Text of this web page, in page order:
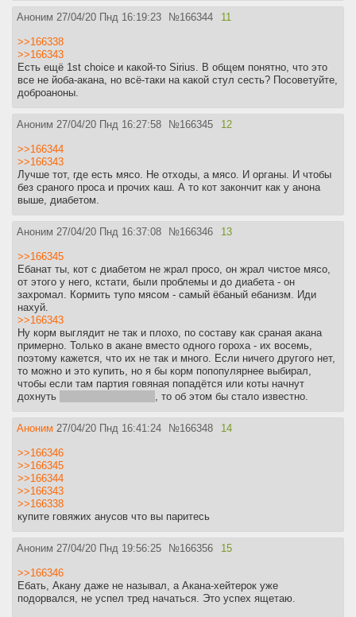
Аноним 27/04/20 Пнд 16:19:23 №166344 11
>>166338
>>166343
Есть ещё 1st choice и какой-то Sirius. В общем понятно, что это
все не йоба-акана, но всё-таки на какой стул сесть? Посоветуйте,
доброаноны.
Аноним 27/04/20 Пнд 16:27:58 №166345 12
>>166344
>>166343
Лучше тот, где есть мясо. Не отходы, а мясо. И органы. И чтобы
без сраного проса и прочих каш. А то кот закончит как у анона
выше, диабетом.
Аноним 27/04/20 Пнд 16:37:08 №166346 13
>>166345
Ебанат ты, кот с диабетом не жрал просо, он жрал чистое мясо,
от этого у него, кстати, были проблемы и до диабета - он
захромал. Кормить тупо мясом - самый ёбаный ебанизм. Иди
нахуй.
>>166343
Ну корм выглядит не так и плохо, по составу как сраная акана
примерно. Только в акане вместо одного гороха - их восемь,
поэтому кажется, что их не так и много. Если ничего другого нет,
то можно и это купить, но я бы корм попопулярнее выбирал,
чтобы если там партия говяная попадётся или коты начнут
дохнуть
, то об этом бы стало известно.
Аноним 27/04/20 Пнд 16:41:24 №166348 14
>>166346
>>166345
>>166344
>>166343
>>166338
купите говяжих анусов что вы паритесь
Аноним 27/04/20 Пнд 19:56:25 №166356 15
>>166346
Ебать, Акану даже не называл, а Акана-хейтерок уже
подорвался, не успел тред начаться. Это успех ящетаю.